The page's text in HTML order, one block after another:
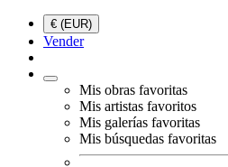
€ (EUR)
Vender
Mis obras favoritas
Mis artistas favoritos
Mis galerías favoritas
Mis búsquedas favoritas